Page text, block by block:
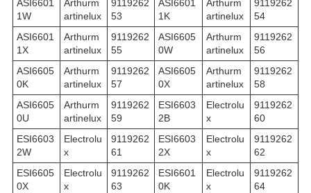
ASI6601
1W
Arthurm
artinelux
9119262
53
ASI6601
1K
Arthurm
artinelux
9119262
54
ASI6601
1X
Arthurm
artinelux
9119262
55
ASI6605
0W
Arthurm
artinelux
9119262
56
ASI6605
0K
Arthurm
artinelux
9119262
57
ASI6605
0X
Arthurm
artinelux
9119262
58
ASI6605
0U
Arthurm
artinelux
9119262
59
ESI6603
2B
Electrolu
x
9119262
60
ESI6603
2W
Electrolu
x
9119262
61
ESI6603
2X
Electrolu
x
9119262
62
ESI6605
0X
Electrolu
x
9119262
63
ESI6601
0K
Electrolu
x
9119262
64